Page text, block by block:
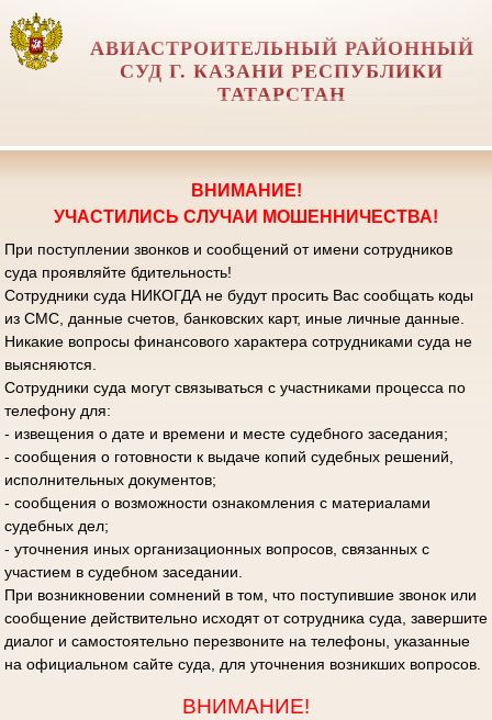
АВИАСТРОИТЕЛЬНЫЙ РАЙОННЫЙ
СУД Г. КАЗАНИ РЕСПУБЛИКИ
ТАТАРСТАН
ВНИМАНИЕ!
УЧАСТИЛИСЬ СЛУЧАИ МОШЕННИЧЕСТВА!
При поступлении звонков и сообщений от имени сотрудников
суда проявляйте бдительность!
Сотрудники суда НИКОГДА не будут просить Вас сообщать коды
из СМС, данные счетов, банковских карт, иные личные данные.
Никакие вопросы финансового характера сотрудниками суда не
выясняются.
Сотрудники суда могут связываться с участниками процесса по
телефону для:
- извещения о дате и времени и месте судебного заседания;
- сообщения о готовности к выдаче копий судебных решений,
исполнительных документов;
- сообщения о возможности ознакомления с материалами
судебных дел;
- уточнения иных организационных вопросов, связанных с
участием в судебном заседании.
При возникновении сомнений в том, что поступившие звонок или
сообщение действительно исходят от сотрудника суда, завершите
диалог и самостоятельно перезвоните на телефоны, указанные
на официальном сайте суда, для уточнения возникших вопросов.
ВНИМАНИЕ!